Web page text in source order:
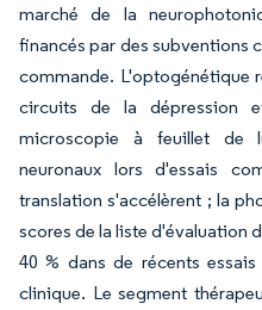
marché de la
financés par des subventions
commande. L'optogénétique
circuits de la dépression
microscopie à feuillet de
neuronaux lors d'essais
translation s'accélèrent ; la
scores de la liste d'évaluation
40 % dans de récents
clinique. Le segment